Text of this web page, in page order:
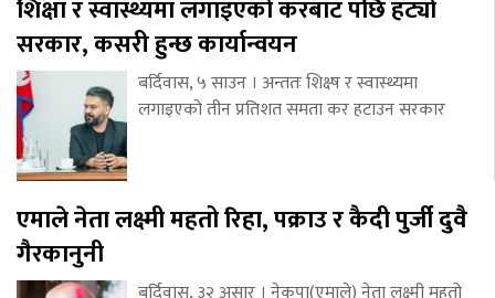
शिक्षा र स्वास्थ्यमा लगाइएको करबाट पछि हट्यो
सरकार, कसरी हुन्छ कार्यान्वयन
बर्दिवास, ५ साउन । अन्ततः शिक्ष्ष र स्वास्थ्यमा
लगाइएको तीन प्रतिशत समता कर हटाउन सरकार
एमाले नेता लक्ष्मी महतो रिहा, पक्राउ र कैदी पुर्जी दुवै
गैरकानुनी